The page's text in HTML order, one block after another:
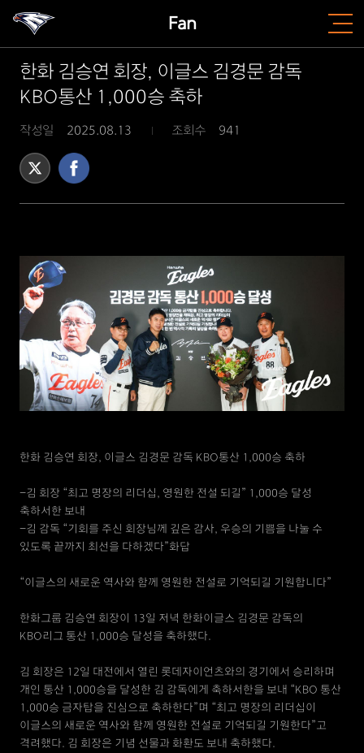
Fan
한화 김승연 회장, 이글스 김경문 감독
KBO통산 1,000승 축하
작성일 2025.08.13 조회수 941
한화 김승연 회장, 이글스 김경문 감독 KBO통산 1,000승 축하
-김 회장 “최고 명장의 리더십, 영원한 전설 되길” 1,000승 달성
축하서한 보내
-김 감독 “기회를 주신 회장님께 깊은 감사, 우승의 기쁨을 나눌 수
있도록 끝까지 최선을 다하겠다”화답
“이글스의 새로운 역사와 함께 영원한 전설로 기억되길 기원합니다”
한화그룹 김승연 회장이 13일 저녁 한화이글스 김경문 감독의
KBO리그 통산 1,000승 달성을 축하했다.
김 회장은 12일 대전에서 열린 롯데자이언츠와의 경기에서 승리하며
개인 통산 1,000승을 달성한 김 감독에게 축하서한을 보내 “KBO 통산
1,000승 금자탑을 진심으로 축하한다”며 “최고 명장의 리더십이
이글스의 새로운 역사와 함께 영원한 전설로 기억되길 기원한다”고
격려했다. 김 회장은 기념 선물과 화환도 보내 축하했다.